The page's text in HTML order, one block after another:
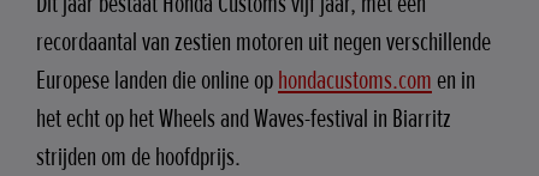
recordaantal van zestien motoren uit negen verschillende
Europese landen die online ophondacustoms.com en in
het echt op het Wheels and Waves-festival in Biarritz
strijden om de hoofdprijs.